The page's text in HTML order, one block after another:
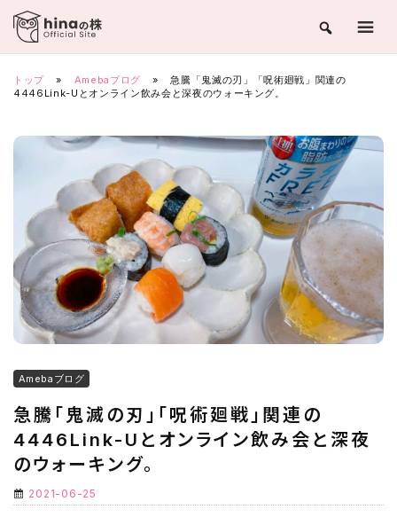
Skip
content
トップ » Amebaブログ »
急騰「鬼滅の刃」「呪術廻戦」関連の
4446Link-Uとオンライン飲み会と深夜のウォーキング。
Amebaブログ
急騰「鬼滅の刃」「呪術廻戦」関連の
4446Link-Uとオンライン飲み会と深夜
のウォーキング。
2021-06-25